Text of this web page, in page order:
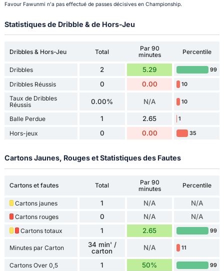
Favour Fawunmi n'a pas effectué de passes décisives en Championship.
Statistiques de Dribble & de Hors-Jeu
Dribbles & Hors-Jeu Total
Par 90
minutes
Percentile
Dribbles 2 5.29 99
Dribbles Réussis 0 0.00 10
Taux de Dribbles
Réussis
0.00% N/A 10
Balle Perdue 1 2.65 1
Hors-jeux 0 0.00 35
Cartons Jaunes, Rouges et Statistiques des Fautes
Cartons et fautes Total
Par 90
minutes
Percentile
Cartons jaunes 1 N/A N/A
Cartons rouges 0 N/A N/A
Cartons totaux 1 2.65 99
Minutes par Carton
34 min' /
carton
N/A 11
Cartons Over 0,5 1 50% 99